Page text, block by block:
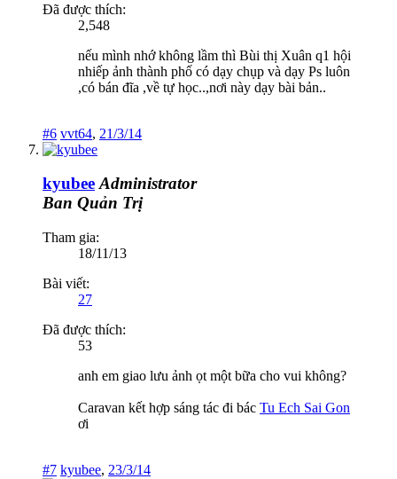
Đã được thích:
2,548
nếu mình nhớ không lầm thì Bùi thị Xuân q1 hội
nhiếp ảnh thành phố có dạy chụp và dạy Ps luôn
,có bán đĩa ,về tự học..,nơi này dạy bài bản..
#6 vvt64, 21/3/14
kyubee Administrator
Ban Quản Trị
Tham gia:
18/11/13
Bài viết:
27
Đã được thích:
53
anh em giao lưu ảnh ọt một bữa cho vui không?
Caravan kết hợp sáng tác đi bác Tu Ech Sai Gon
ơi
#7 kyubee, 23/3/14